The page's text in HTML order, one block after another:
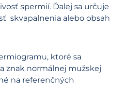
spermií. Ďalej sa určuje
skvapalnenia alebo obsah
ktoré sa
znak normálnej mužskej
na referenčných